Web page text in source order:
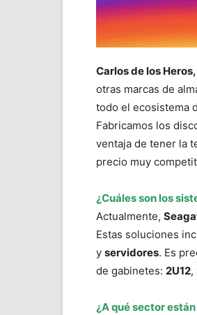
Carlos de los
otras marcas de
todo el ecosistema
Fabricamos los
ventaja de tener la
precio muy
¿Cuáles son los
Actualmente,
Estas soluciones
y servidores. Es
de gabinetes: 2U12,
¿A qué sector